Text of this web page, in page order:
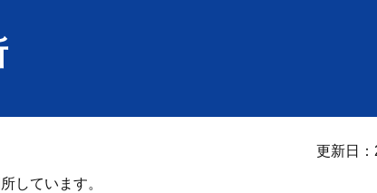
更新日：
しています。